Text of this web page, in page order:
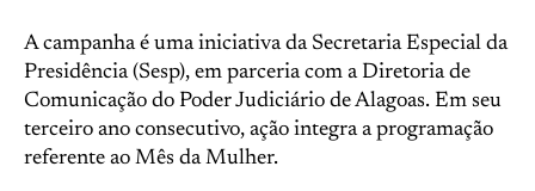
A campanha é uma iniciativa da Secretaria Especial da
Presidência (Sesp), em parceria com a Diretoria de
Comunicação do Poder Judiciário de Alagoas. Em seu
terceiro ano consecutivo, ação integra a programação
referente ao Mês da Mulher.